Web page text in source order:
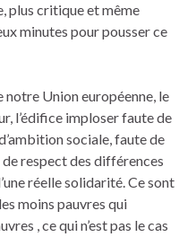
plus critique et même
minutes pour pousser ce
notre Union européenne, le
l’édifice imploser faute de
sociale, faute de
respect des différences
réelle solidarité. Ce sont
moins pauvres qui
, ce qui n’est pas le cas